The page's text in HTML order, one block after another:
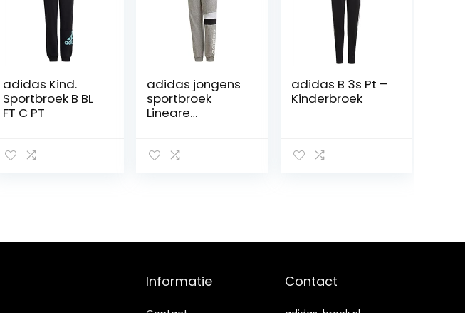
adidas Kind.
Sportbroek B BL
FT C PT
adidas jongens
sportbroek
Lineare
adidas B 3s Pt –
Kinderbroek
Informatie Contact